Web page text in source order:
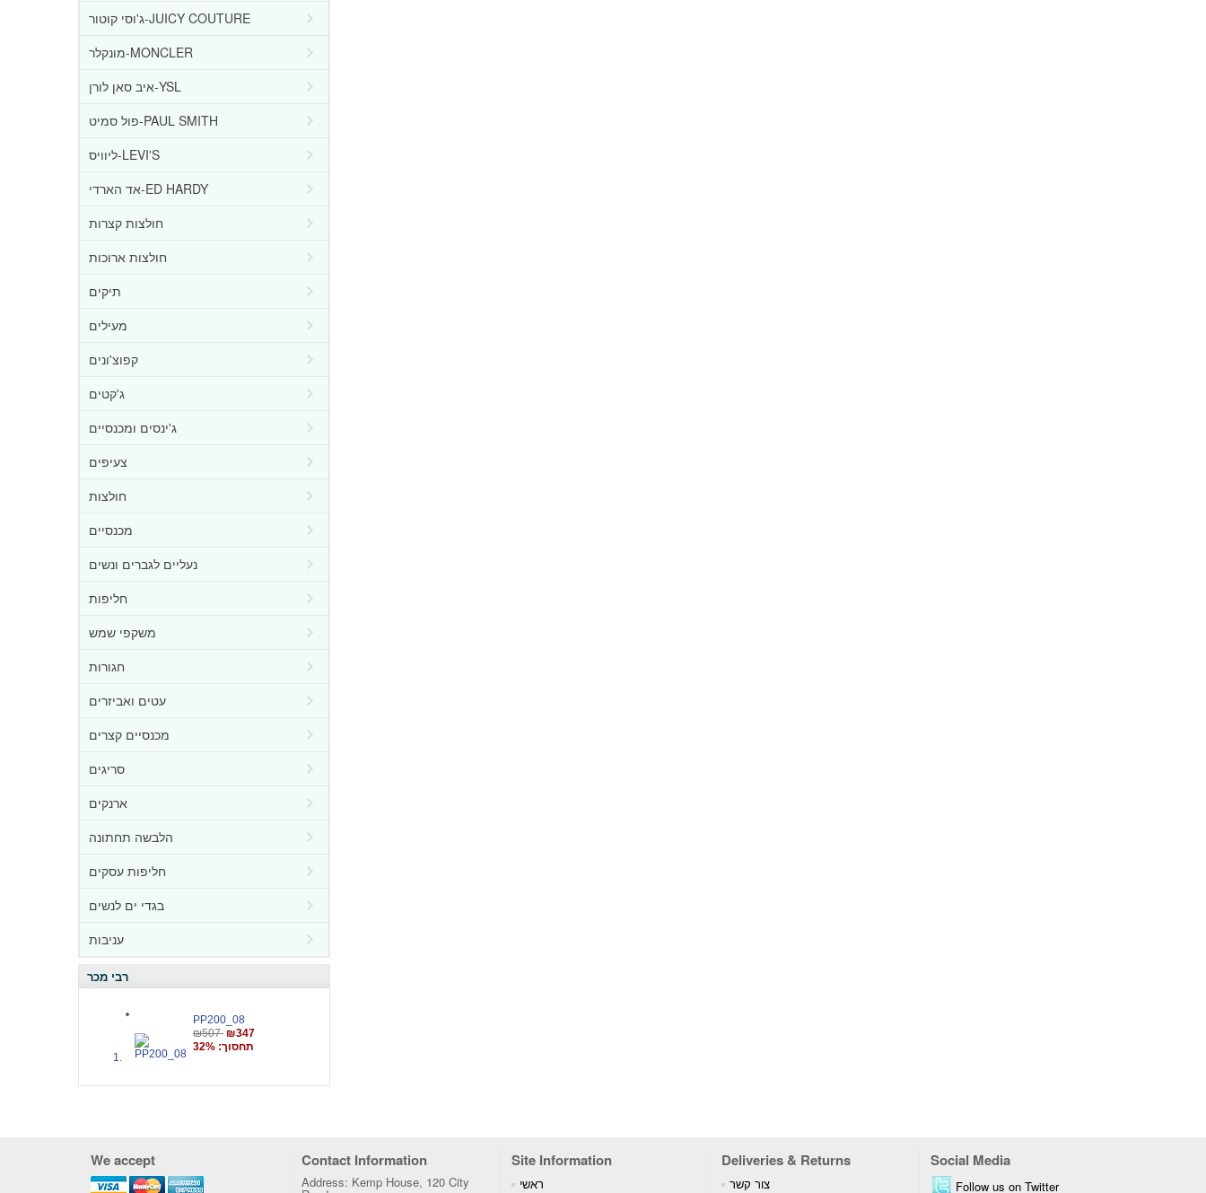
ג'וסי קוטור-JUICY COUTURE
מונקלר-MONCLER
איב סאן לורן-YSL
פול סמיט-PAUL SMITH
ליוויס-LEVI'S
אד הארדי-ED HARDY
חולצות קצרות
חולצות ארוכות
תיקים
מעילים
קפוצ'ונים
ג'קטים
ג'ינסים ומכנסיים
צעיפים
חולצות
מכנסיים
נעליים לגברים ונשים
חליפות
משקפי שמש
חגורות
עטים ואביזרים
מכנסיים קצרים
סריגים
ארנקים
הלבשה תחתונה
חליפות עסקים
בגדי ים לנשים
עניבות
רבי מכר
PP200_08
₪507 ₪347
תחסוך: 32%
We accept Contact Information Site Information Deliveries & Returns Social Media
Address: Kemp House, 120 City
ראשי
צור קשר
Follow us on Twitter